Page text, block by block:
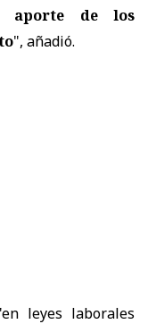
aporte de los
", añadió.
leyes laborales